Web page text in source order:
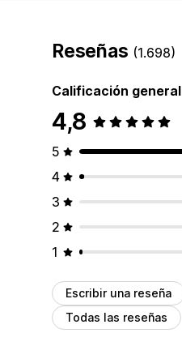
Reseñas (1.698)
Calificación general
4,8
5
4
3
2
1
Escribir una reseña
Todas las reseñas